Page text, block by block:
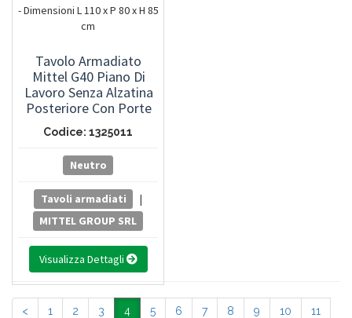
Tavolo Armadiato
Mittel G40 Piano Di
Lavoro Senza Alzatina
Posteriore Con Porte
Scorrevoli - Dimensioni
L 110 X P 80 X H 85 Cm
Codice: 1325011
Neutro
Tavoli armadiati
|
MITTEL GROUP SRL
Visualizza Dettagli
< 1 2 3 4 5 6 7 8 9 10 11